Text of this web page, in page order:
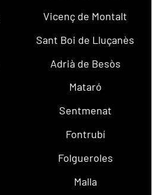
Vicenç de Montalt
Sant Boi de Lluçanès
Adrià de Besòs
Mataró
Sentmenat
Fontrubí
Folgueroles
Malla